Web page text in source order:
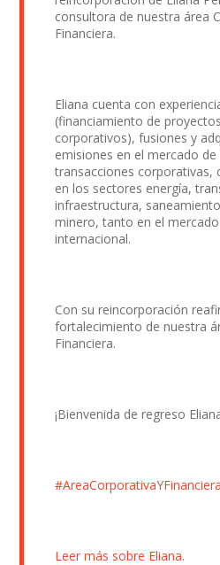
consultora de nuestra área
Financiera.
Eliana cuenta con
(financiamiento de
corporativos), fusiones y
emisiones en el mercado de
transacciones corporativas,
en los sectores energía,
infraestructura,
minero, tanto en el
internacional.
Con su reincorporación
fortalecimiento de nuestra
Financiera.
¡Bienvenida de regreso
#AreaCorporativaYFinanciera
Leer más sobre Eliana.